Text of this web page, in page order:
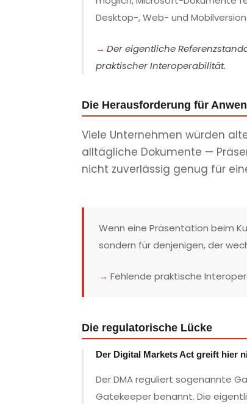
Desktop-, Web- und
Der eigentliche
praktischer Interoperabilität.
Die Herausforderung für
Viele Unternehmen würden
alltägliche Dokumente —
nicht zuverlässig genug für
Wenn eine Präsentation beim
sondern für denjenigen, der
→ Fehlende praktische
Die regulatorische Lücke
Der Digital Markets Act greift hier
Der DMA reguliert sogenannte
Gatekeeper benannt. Die